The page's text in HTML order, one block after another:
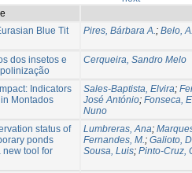
Blue Tit
Pires, Bárbara A.; Belo,
dos insetos e
Cerqueira, Sandro Melo
Indicators
Montados
Sales-Baptista, Elvira;
José António; Fonseca,
Nuno
status of
ponds
new tool for
Lumbreras, Ana;
Fernandes, M.; Galioto, D
Sousa, Luis; Pinto-Cruz,